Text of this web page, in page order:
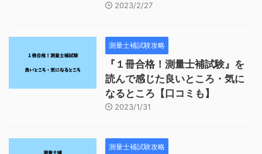
2023/2/27
測量士補試験攻略
『１冊合格！測量士補試験』を
読んで感じた良いところ・気に
なるところ【口コミも】
2023/1/31
測量士補試験攻略